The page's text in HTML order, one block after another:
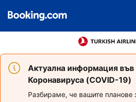
Актуална информация във
Коронавируса (COVID-19)
Разбираме, че вашите планове